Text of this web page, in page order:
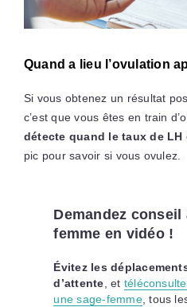
Quand a lieu l’ovulation
Si vous obtenez un résultat
c’est que vous êtes en train
détecte quand le taux de
pic pour savoir si vous ovulez.
Demandez conseil
femme en vidéo !
Évitez les
d’attente, et
une sage-femme, tous